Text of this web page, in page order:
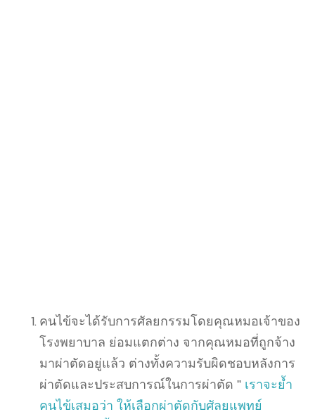
คนไข้จะได้รับการศัลยกรรมโดยคุณหมอเจ้าของ
โรงพยาบาล ย่อมแตกต่าง จากคุณหมอที่ถูกจ้าง
มาผ่าตัดอยู่แล้ว ต่างทั้งความรับผิดชอบหลังการ
ผ่าตัดและประสบการณ์ในการผ่าตัด ” เราจะย้ำ
คนไข้เสมอว่า ให้เลือกผ่าตัดกับศัลยแพทย์